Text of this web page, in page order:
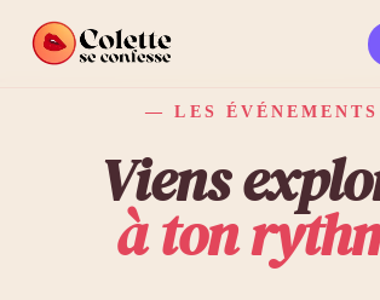
— LES
Viens
à ton